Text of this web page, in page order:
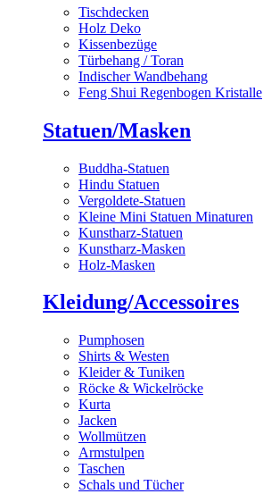
Tischdecken
Holz Deko
Kissenbezüge
Türbehang / Toran
Indischer Wandbehang
Feng Shui Regenbogen Kristalle
Statuen/Masken
Buddha-Statuen
Hindu Statuen
Vergoldete-Statuen
Kleine Mini Statuen Minaturen
Kunstharz-Statuen
Kunstharz-Masken
Holz-Masken
Kleidung/Accessoires
Pumphosen
Shirts & Westen
Kleider & Tuniken
Röcke & Wickelröcke
Kurta
Jacken
Wollmützen
Armstulpen
Taschen
Schals und Tücher